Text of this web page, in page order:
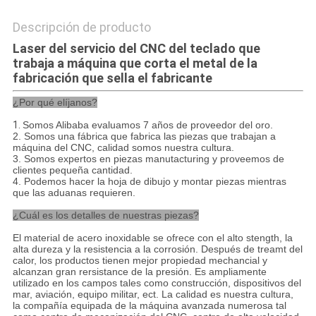
Descripción de producto
Laser del servicio del CNC del teclado que
trabaja a máquina que corta el metal de la
fabricación que sella el fabricante
¿Por qué elíjanos?
1. Somos Alibaba evaluamos 7 años de proveedor del oro.
2. Somos una fábrica que fabrica las piezas que trabajan a
máquina del CNC, calidad somos nuestra cultura.
3. Somos expertos en piezas manutacturing y proveemos de
clientes pequeña cantidad.
4. Podemos hacer la hoja de dibujo y montar piezas mientras
que las aduanas requieren.
¿Cuál es los detalles de nuestras piezas?
El material de acero inoxidable se ofrece con el alto stength, la
alta dureza y la resistencia a la corrosión. Después de treamt del
calor, los productos tienen mejor propiedad mechancial y
alcanzan gran rersistance de la presión. Es ampliamente
utilizado en los campos tales como construcción, dispositivos del
mar, aviación, equipo militar, ect. La calidad es nuestra cultura,
la compañía equipada de la máquina avanzada numerosa tal